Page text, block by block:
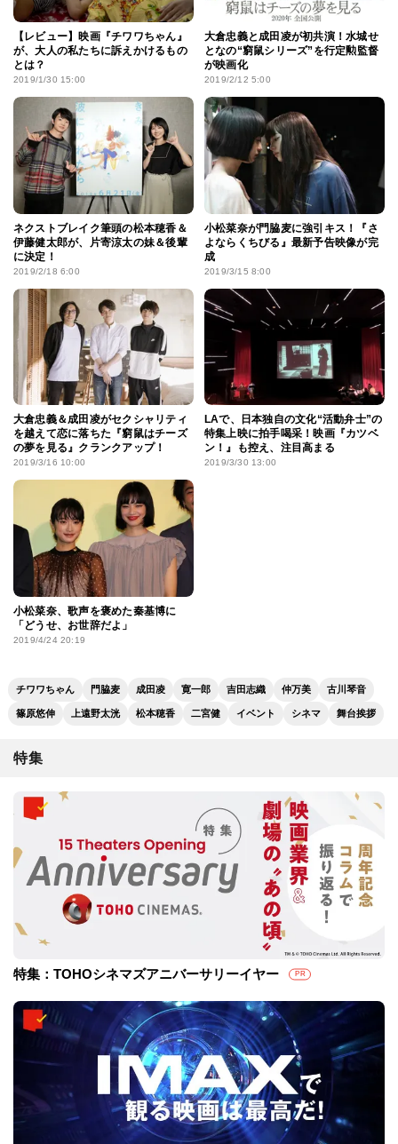
【レビュー】映画『チワワちゃん』
が、大人の私たちに訴えかけるもの
とは？
2019/1/30 15:00
大倉忠義と成田凌が初共演！水城せ
となの“窮鼠シリーズ”を行定勲監督
が映画化
2019/2/12 5:00
ネクストブレイク筆頭の松本穂香＆
伊藤健太郎が、片寄涼太の妹＆後輩
に決定！
2019/2/18 6:00
小松菜奈が門脇麦に強引キス！『さ
よならくちびる』最新予告映像が完
成
2019/3/15 8:00
大倉忠義＆成田凌がセクシャリティ
を越えて恋に落ちた『窮鼠はチーズ
の夢を見る』クランクアップ！
2019/3/16 10:00
LAで、日本独自の文化“活動弁士”の
特集上映に拍手喝采！映画『カツベ
ン！』も控え、注目高まる
2019/3/30 13:00
小松菜奈、歌声を褒めた秦基博に
「どうせ、お世辞だよ」
2019/4/24 20:19
チワワちゃん 門脇麦 成田凌 寛一郎 吉田志織 仲万美 古川琴音
篠原悠伸 上遠野太洸 松本穂香 二宮健 イベント シネマ 舞台挨拶
特集
特集：TOHOシネマズアニバーサリーイヤー PR